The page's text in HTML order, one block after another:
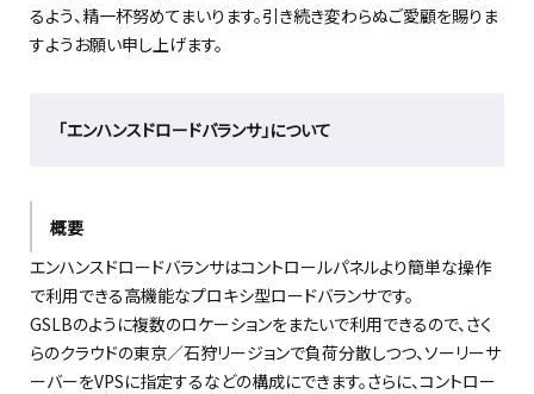
るよう、精一杯努めてまいります。引き続き変わらぬご愛顧を賜りま
すようお願い申し上げます。
「エンハンスドロードバランサ」について
概要
エンハンスドロードバランサはコントロールパネルより簡単な操作
で利用できる高機能なプロキシ型ロードバランサです。
GSLBのように複数のロケーションをまたいで利用できるので、さく
らのクラウドの東京／石狩リージョンで負荷分散しつつ、ソーリーサ
ーバーをVPSに指定するなどの構成にできます。さらに、コントロー